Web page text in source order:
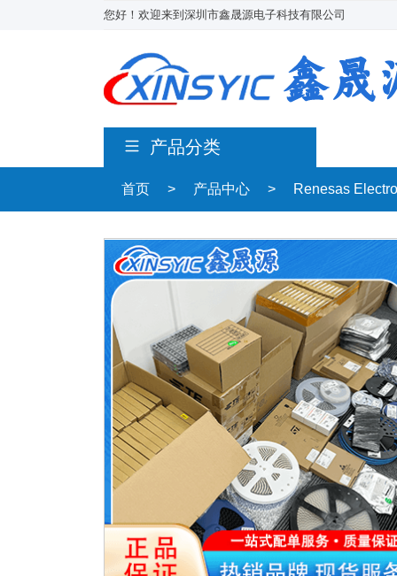
您好！欢迎来到深圳市鑫晟源电子科技有限公司
产品分类
首页 > 产品中心 > Renesas